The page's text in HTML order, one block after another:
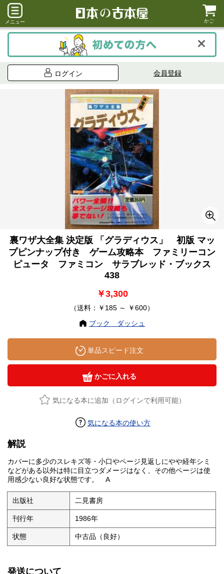
メニュー かご
ログイン 会員登録
裏ワザ大全集 決定版 「グラディウス」 初版 マッ
プピンナップ付き ゲーム攻略本 ファミリーコン
ピュータ ファミコン サラブレッド・ブックス
438
￥3,300
（送料：￥185 ～ ￥600）
ブック ダッシュ
単品スピード注文
かごに入れる
気になる本に追加（ログインで利用可能）
気になる本の使い方
解説
カバーに多少のスレキズ等・小口やページ見返しにやや経年シミ
などがある以外は特に目立つダメージはなく、その他ページは使
用感少ない良好な状態です。 A
出版社 二見書房
刊行年 1986年
状態 中古品（良好）
発送について